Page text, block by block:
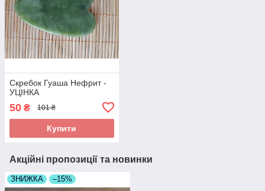
Скребок Гуаша Нефрит -
УЦІНКА
50 ₴ 101 ₴
Купити
Акційні пропозиції та новинки
ЗНИЖКА –15%